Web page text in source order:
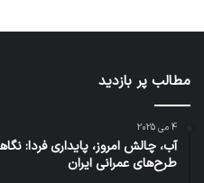
مطالب پر بازدید
4 می 2025
آب، چالش امروز، پایداری فردا:
طرح‌های عمرانی ایران